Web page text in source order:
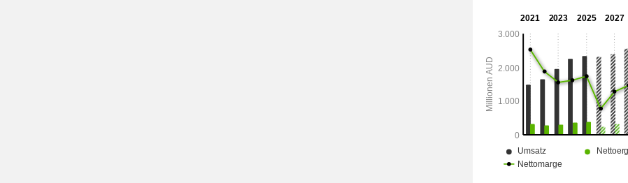
Pro-Anpassungssoftware,
Cochlear Remote Assist und
Check. Das Cochlea-Implantat-
das Cochlear Nucleus-System. Das
akustischen Lösungen umfasst das
Osia-System und das Cochlear
Zu den Tools zur Unterstützung
gehören die Cochlear Nucleus-,
Smart Apps sowie die Cochlear